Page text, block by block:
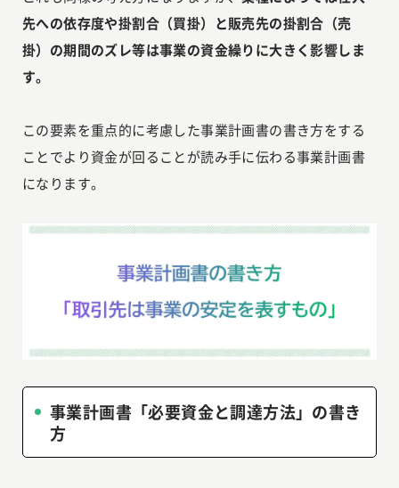
先への依存度や掛割合（買掛）と販売先の掛割合（売
掛）の期間のズレ等は事業の資金繰りに大きく影響しま
す。
この要素を重点的に考慮した事業計画書の書き方をする
ことでより資金が回ることが読み手に伝わる事業計画書
になります。
事業計画書「必要資金と調達方法」の書き
方